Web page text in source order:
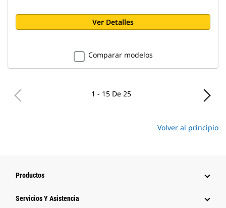
Ver Detalles
Comparar modelos
1 - 15 De 25
Volver al principio
Productos
Servicios Y Asistencia